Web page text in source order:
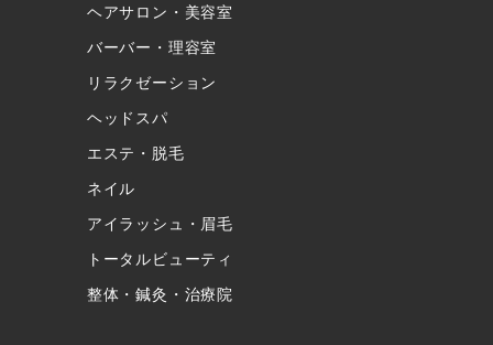
ヘアサロン・美容室
バーバー・理容室
リラクゼーション
ヘッドスパ
エステ・脱毛
ネイル
アイラッシュ・眉毛
トータルビューティ
整体・鍼灸・治療院